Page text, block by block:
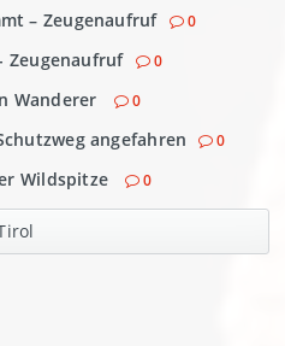
– Zeugenaufruf 0
Zeugenaufruf 0
Wanderer 0
angefahren 0
Wildspitze 0